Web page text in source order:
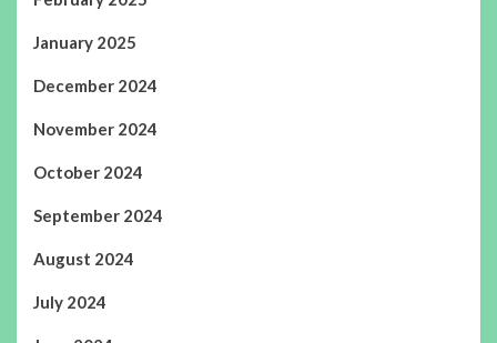
January 2025
December 2024
November 2024
October 2024
September 2024
August 2024
July 2024